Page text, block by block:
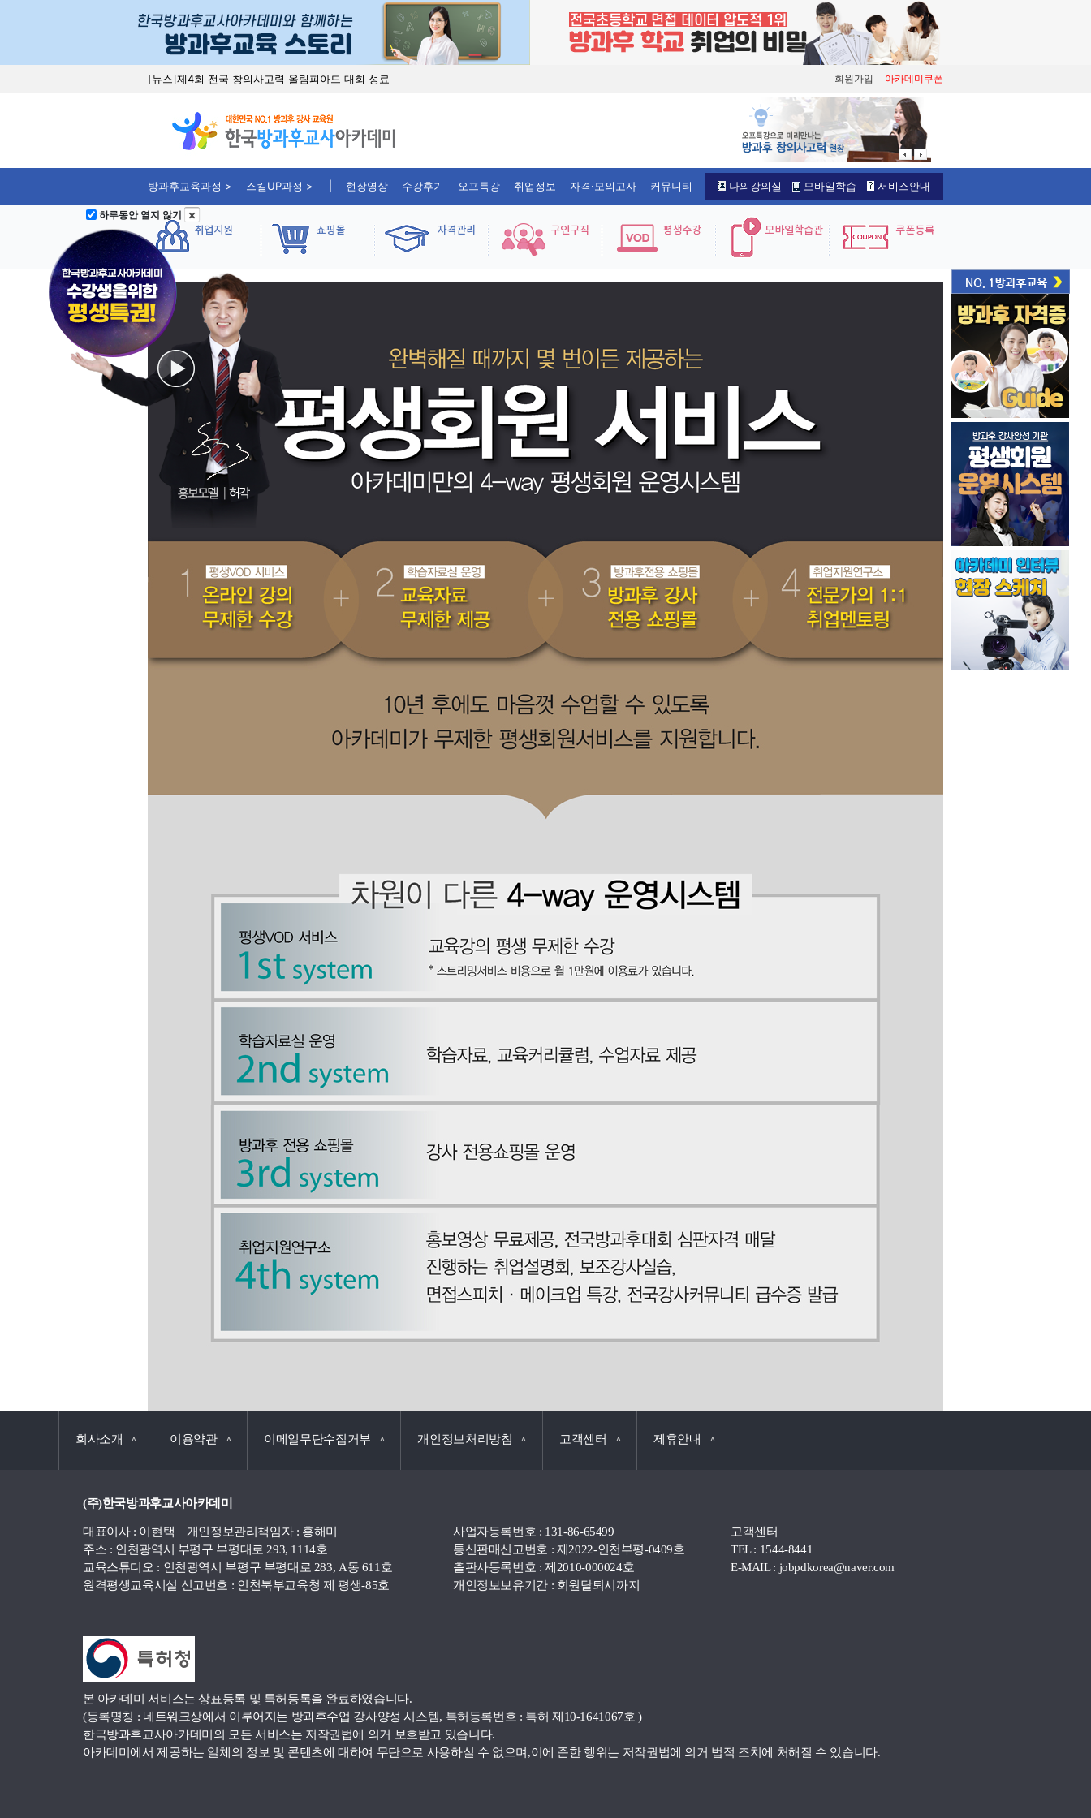
[뉴스]방과후 sw교육 '드론지도사' 취업준비 날개를 달다
[뉴스]취업되는 가죽공예 교육과정, 전국 문의 이어져 '눈길'
[뉴스]‘언플러그드 코딩’ 과정, 유아코딩교육 경쟁력 기른다
[뉴스]코딩 정규과목 편성, 스크래치코딩지도사 양성과정 선보여
[뉴스]제4회 전국 창의사고력 올림피아드 대회 성료
회원가입 아카데미쿠폰
방과후교육과정 > 스킬UP과정 > 현장영상 수강후기 오프특강 취업정보 자격·모의고사 커뮤니티 나의강의실 모바일학습 서비스안내
회사소개 ∧ 이용약관 ∧ 이메일무단수집거부 ∧ 개인정보처리방침 ∧ 고객센터 ∧ 제휴안내 ∧
(주)한국방과후교사아카데미
대표이사 : 이현택 개인정보관리책임자 : 홍해미
주소 : 인천광역시 부평구 부평대로 293, 1114호
교육스튜디오 : 인천광역시 부평구 부평대로 283, A동 611호
원격평생교육시설 신고번호 : 인천북부교육청 제 평생-85호
사업자등록번호 : 131-86-65499
통신판매신고번호 : 제2022-인천부평-0409호
출판사등록번호 : 제2010-000024호
개인정보보유기간 : 회원탈퇴시까지
고객센터
TEL : 1544-8441
E-MAIL : jobpdkorea@naver.com
본 아카데미 서비스는 상표등록 및 특허등록을 완료하였습니다.
(등록명칭 : 네트워크상에서 이루어지는 방과후수업 강사양성 시스템, 특허등록번호 : 특허 제10-1641067호 )
한국방과후교사아카데미의 모든 서비스는 저작권법에 의거 보호받고 있습니다.
아카데미에서 제공하는 일체의 정보 및 콘텐츠에 대하여 무단으로 사용하실 수 없으며,이에 준한 행위는 저작권법에 의거 법적 조치에 처해질 수 있습니다.
하루동안 열지 않기